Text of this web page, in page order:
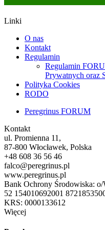
Linki
O nas
Kontakt
Regulamin
Regulamin
Prywatnych oraz
Polityka Cookies
RODO
Peregrinus FORUM
Kontakt
ul. Promienna 11,
87-800 Włocławek, Polska
+48 608 36 56 46
falco@peregrinus.pl
www.peregrinus.pl
Bank Ochrony Środowiska: o/
52 154010692001
KRS: 0000133612
Więcej